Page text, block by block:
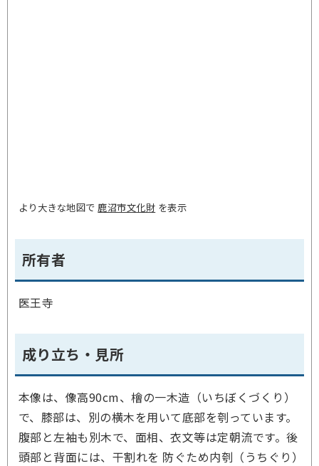
より大きな地図で鹿沼市文化財 を表示
所有者
医王寺
成り立ち・見所
本像は、像高90cm、檜の一木造（いちぼくづくり）
で、膝部は、別の横木を用いて底部を刳っています。
腹部と左袖も別木で、面相、衣文等は定朝流です。後
頭部と背面には、干割れを 防ぐため内刳（うちぐり）